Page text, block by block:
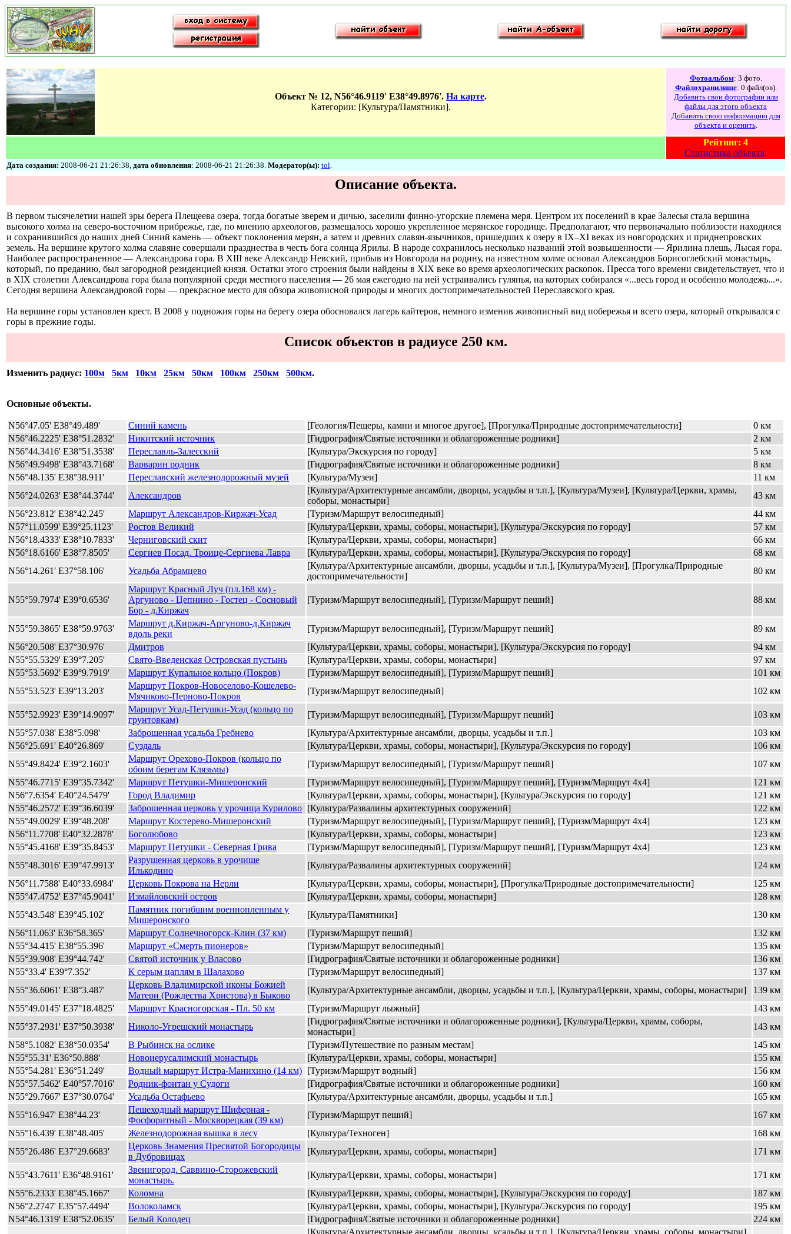
Объект № 12, N56°46.9119' E38°49.8976'. На карте.
Категории: [Культура/Памятники].
Фотоальбом: 3 фото.
Файлохранилище: 0 файл(ов).
Добавить свои фотографии или
файлы для этого объекта
Добавить свою информацию для
объекта и оценить.
Рейтинг: 4
Статистика объекта.
Дата создания: 2008-06-21 21:26:38, дата обновления: 2008-06-21 21:26:38. Модератор(ы): tol.
Описание объекта.
В первом тысячелетии нашей эры берега Плещеева озера, тогда богатые зверем и дичью, заселили финно-угорские племена меря. Центром их поселений в крае Залесья стала вершина
высокого холма на северо-восточном прибрежье, где, по мнению археологов, размещалось хорошо укрепленное мерянское городище. Предполагают, что первоначально поблизости находился
и сохранившийся до наших дней Синий камень — объект поклонения мерян, а затем и древних славян-язычников, пришедших к озеру в IХ–ХI веках из новгородских и приднепровских
земель. На вершине крутого холма славяне совершали празднества в честь бога солнца Ярилы. В народе сохранилось несколько названий этой возвышенности — Ярилина плешь, Лысая гора.
Наиболее распространенное — Александрова гора. В ХIII веке Александр Невский, прибыв из Новгорода на родину, на известном холме основал Александров Борисоглебский монастырь,
который, по преданию, был загородной резиденцией князя. Остатки этого строения были найдены в ХIХ веке во время археологических раскопок. Пресса того времени свидетельствует, что и
в ХIХ столетии Александрова гора была популярной среди местного населения — 26 мая ежегодно на ней устраивались гулянья, на которых собирался «...весь город и особенно молодежь...».
Сегодня вершина Александровой горы — прекрасное место для обзора живописной природы и многих достопримечательностей Переславского края.
На вершине горы установлен крест. В 2008 у подножия горы на берегу озера обосновался лагерь кайтеров, немного изменив живописный вид побережья и всего озера, который открывался с
горы в прежние годы.
Список объектов в радиусе 250 км.
Изменить радиус: 100м 5км 10км 25км 50км 100км 250км 500км.
Основные объекты.
N56°47.05' E38°49.489' Синий камень [Геология/Пещеры, камни и многое другое], [Прогулка/Природные достопримечательности]
0 км
N56°46.2225' E38°51.2832'
Никитский источник [Гидрография/Святые источники и облагороженные родники]
2 км
N56°44.3416' E38°51.3538'
Переславль-Залесский [Культура/Экскурсия по городу]
5 км
N56°49.9498' E38°43.7168'
Варварин родник [Гидрография/Святые источники и облагороженные родники]
8 км
N56°48.135' E38°38.911'
Переславский железнодорожный музей [Культура/Музеи]
11 км
N56°24.0263' E38°44.3744'
Александров
[Культура/Архитектурные ансамбли, дворцы, усадьбы и т.п.], [Культура/Музеи], [Культура/Церкви, храмы,
соборы, монастыри]
43 км
N56°23.812' E38°42.245'
Маршрут Александров-Киржач-Усад [Туризм/Маршрут велосипедный]
44 км
N57°11.0599' E39°25.1123'
Ростов Великий [Культура/Церкви, храмы, соборы, монастыри], [Культура/Экскурсия по городу]
57 км
N56°18.4333' E38°10.7833'
Черниговский скит [Культура/Церкви, храмы, соборы, монастыри]
66 км
N56°18.6166' E38°7.8505'
Сергиев Посад. Троице-Сергиева Лавра [Культура/Церкви, храмы, соборы, монастыри], [Культура/Экскурсия по городу]
68 км
N56°14.261' E37°58.106'
Усадьба Абрамцево
[Культура/Архитектурные ансамбли, дворцы, усадьбы и т.п.], [Культура/Музеи], [Прогулка/Природные
достопримечательности]
80 км
N55°59.7974' E39°0.6536'
Маршрут Красный Луч (пл.168 км) -
Аргуново - Цепнино - Гостец - Сосновый
Бор - д.Киржач
[Туризм/Маршрут велосипедный], [Туризм/Маршрут пеший] 88 км
N55°59.3865' E38°59.9763'
Маршрут д.Киржач-Аргуново-д.Киржач
вдоль реки
[Туризм/Маршрут велосипедный], [Туризм/Маршрут пеший]
89 км
N56°20.508' E37°30.976'
Дмитров [Культура/Церкви, храмы, соборы, монастыри], [Культура/Экскурсия по городу]
94 км
N55°55.5329' E39°7.205'
Свято-Введенская Островская пустынь [Культура/Церкви, храмы, соборы, монастыри]
97 км
N55°53.5692' E39°9.7919'
Маршрут Купальное кольцо (Покров) [Туризм/Маршрут велосипедный], [Туризм/Маршрут пеший]
101 км
N55°53.523' E39°13.203'
Маршрут Покров-Новоселово-Кошелево-
Мячиково-Перново-Покров
[Туризм/Маршрут велосипедный] 102 км
N55°52.9923' E39°14.9097'
Маршрут Усад-Петушки-Усад (кольцо по
грунтовкам)
[Туризм/Маршрут велосипедный], [Туризм/Маршрут пеший]
103 км
N55°57.038' E38°5.098'
Заброшенная усадьба Гребнево [Культура/Архитектурные ансамбли, дворцы, усадьбы и т.п.]
103 км
N56°25.691' E40°26.869'
Суздаль [Культура/Церкви, храмы, соборы, монастыри], [Культура/Экскурсия по городу]
106 км
N55°49.8424' E39°2.1603'
Маршрут Орехово-Покров (кольцо по
обоим берегам Клязьмы)
[Туризм/Маршрут велосипедный], [Туризм/Маршрут пеший]
107 км
N55°46.7715' E39°35.7342'
Маршрут Петушки-Мишеронский [Туризм/Маршрут велосипедный], [Туризм/Маршрут пеший], [Туризм/Маршрут 4x4]
121 км
N56°7.6354' E40°24.5479'
Город Владимир [Культура/Церкви, храмы, соборы, монастыри], [Культура/Экскурсия по городу]
121 км
N55°46.2572' E39°36.6039'
Заброшенная церковь у урочища Курилово [Культура/Развалины архитектурных сооружений]
122 км
N55°49.0029' E39°48.208'
Маршрут Костерево-Мишеронский [Туризм/Маршрут велосипедный], [Туризм/Маршрут пеший], [Туризм/Маршрут 4x4]
123 км
N56°11.7708' E40°32.2878'
Боголюбово [Культура/Церкви, храмы, соборы, монастыри]
123 км
N55°45.4168' E39°35.8453'
Маршрут Петушки - Северная Грива [Туризм/Маршрут велосипедный], [Туризм/Маршрут пеший], [Туризм/Маршрут 4x4]
123 км
N55°48.3016' E39°47.9913'
Разрушенная церковь в урочище
Илькодино
[Культура/Развалины архитектурных сооружений]
124 км
N56°11.7588' E40°33.6984'
Церковь Покрова на Нерли [Культура/Церкви, храмы, соборы, монастыри], [Прогулка/Природные достопримечательности]
125 км
N55°47.4752' E37°45.9041'
Измайловский остров [Культура/Церкви, храмы, соборы, монастыри]
128 км
N55°43.548' E39°45.102'
Памятник погибшим военнопленным у
Мишеронского
[Культура/Памятники]
130 км
N56°11.063' E36°58.365'
Маршрут Солнечногорск-Клин (37 км) [Туризм/Маршрут пеший]
132 км
N55°34.415' E38°55.396'
Маршрут «Смерть пионеров» [Туризм/Маршрут велосипедный]
135 км
N55°39.908' E39°44.742'
Святой источник у Власово [Гидрография/Святые источники и облагороженные родники]
136 км
N55°33.4' E39°7.352'
К серым цаплям в Шалахово [Туризм/Маршрут велосипедный]
137 км
N55°36.6061' E38°3.487'
Церковь Владимирской иконы Божией
Матери (Рождества Христова) в Быково
[Культура/Архитектурные ансамбли, дворцы, усадьбы и т.п.], [Культура/Церкви, храмы, соборы, монастыри]
139 км
N55°49.0145' E37°18.4825'
Маршрут Красногорская - Пл. 50 км [Туризм/Маршрут лыжный]
143 км
N55°37.2931' E37°50.3938'
Николо-Угрешский монастырь
[Гидрография/Святые источники и облагороженные родники], [Культура/Церкви, храмы, соборы,
монастыри]
143 км
N58°5.1082' E38°50.0354'
В Рыбинск на ослике [Туризм/Путешествие по разным местам]
145 км
N55°55.31' E36°50.888'
Новоиерусалимский монастырь [Культура/Церкви, храмы, соборы, монастыри]
155 км
N55°54.281' E36°51.249'
Водный маршрут Истра-Манихино (14 км) [Туризм/Маршрут водный]
156 км
N55°57.5462' E40°57.7016'
Родник-фонтан у Судоги [Гидрография/Святые источники и облагороженные родники]
160 км
N55°29.7667' E37°30.0764'
Усадьба Остафьево [Культура/Архитектурные ансамбли, дворцы, усадьбы и т.п.]
165 км
N55°16.947' E38°44.23'
Пешеходный маршрут Шиферная -
Фосфоритный - Москворецкая (39 км)
[Туризм/Маршрут пеший]
167 км
N55°16.439' E38°48.405'
Железнодорожная вышка в лесу [Культура/Техноген]
168 км
N55°26.486' E37°29.6683'
Церковь Знамения Пресвятой Богородицы
в Дубровицах
[Культура/Церкви, храмы, соборы, монастыри] 171 км
N55°43.7611' E36°48.9161'
Звенигород. Саввино-Сторожевский
монастырь.
[Культура/Церкви, храмы, соборы, монастыри]
171 км
N55°6.2333' E38°45.1667'
Коломна [Культура/Церкви, храмы, соборы, монастыри], [Культура/Экскурсия по городу]
187 км
N56°2.2747' E35°57.4494'
Волоколамск [Культура/Церкви, храмы, соборы, монастыри], [Культура/Экскурсия по городу]
195 км
N54°46.1319' E38°52.0635'
Белый Колодец [Гидрография/Святые источники и облагороженные родники]
224 км
[Культура/Архитектурные ансамбли, дворцы, усадьбы и т.п.], [Культура/Церкви, храмы, соборы, монастыри],